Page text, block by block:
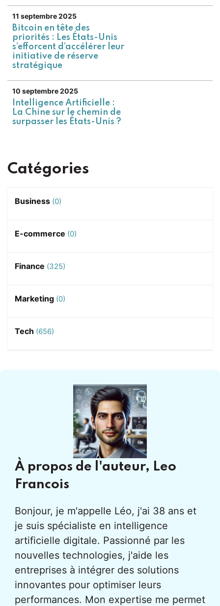
11 septembre 2025
Bitcoin en tête des
priorités : Les États-Unis
s’efforcent d’accélérer leur
initiative de réserve
stratégique
10 septembre 2025
Intelligence Artificielle :
La Chine sur le chemin de
surpasser les États-Unis ?
Catégories
Business (0)
E-commerce (0)
Finance (325)
Marketing (0)
Tech (656)
À propos de l'auteur, Leo
Francois
Bonjour, je m'appelle Léo, j'ai 38 ans et
je suis spécialiste en intelligence
artificielle digitale. Passionné par les
nouvelles technologies, j'aide les
entreprises à intégrer des solutions
innovantes pour optimiser leurs
performances. Mon expertise me permet